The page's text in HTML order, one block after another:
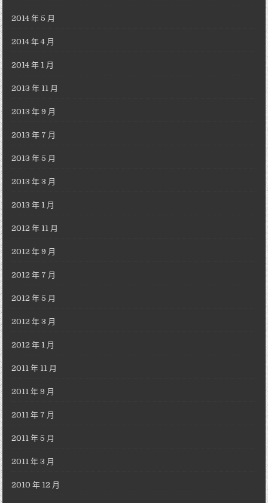
2014 年 5 月
2014 年 4 月
2014 年 1 月
2013 年 11 月
2013 年 9 月
2013 年 7 月
2013 年 5 月
2013 年 3 月
2013 年 1 月
2012 年 11 月
2012 年 9 月
2012 年 7 月
2012 年 5 月
2012 年 3 月
2012 年 1 月
2011 年 11 月
2011 年 9 月
2011 年 7 月
2011 年 5 月
2011 年 3 月
2010 年 12 月